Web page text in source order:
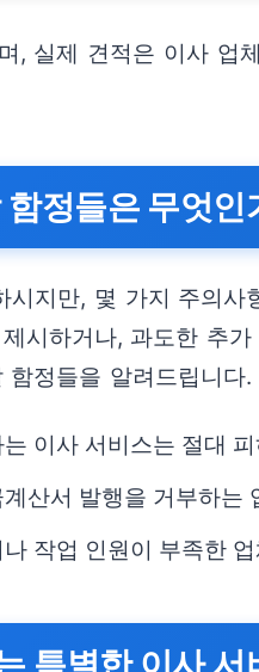
, 실제 견적은 이사 업
정들은 무엇인
시지만, 몇 가지 주의
시하거나, 과도한 추
정들을 알려드립니
이사 서비스는 절대
산서 발행을 거부하는
작업 인원이 부족한
특별한 이사 서